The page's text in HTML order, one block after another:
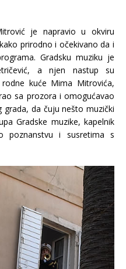
je napravio u okviru
prirodno i očekivano da i
Gradsku muziku je
a njen nastup su
kuće Mima Mitrovića,
sa prozora i omogućavao
grada, da čuju nešto muzički
Gradske muzike, kapelnik
poznanstvu i susretima s